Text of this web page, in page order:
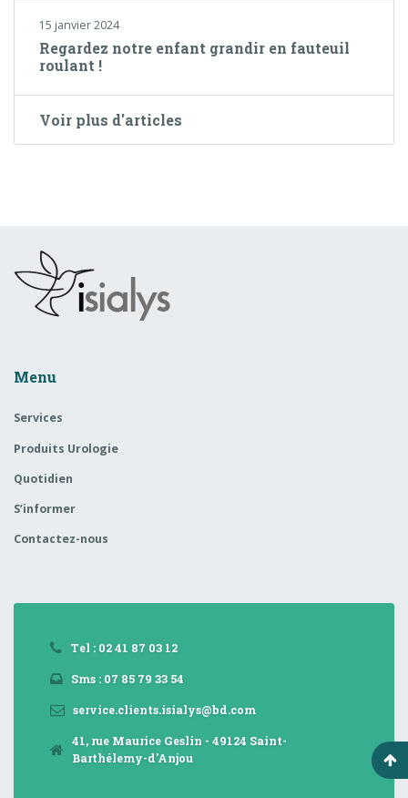
15 janvier 2024
Regardez notre enfant grandir en fauteuil
roulant !
Voir plus d'articles
Menu
Services
Produits Urologie
Quotidien
S’informer
Contactez-nous
Tel : 02 41 87 03 12
Sms : 07 85 79 33 54
service.clients.isialys@bd.com
41, rue Maurice Geslin - 49124 Saint-
Barthélemy-d'Anjou